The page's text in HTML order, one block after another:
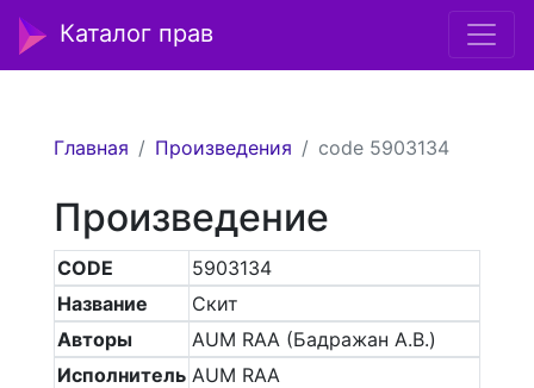
Каталог прав
Главная Произведения code 5903134
Произведение
CODE
5903134
Название
Скит
Авторы
AUM RAA (Бадражан А.В.)
Исполнитель AUM RAA